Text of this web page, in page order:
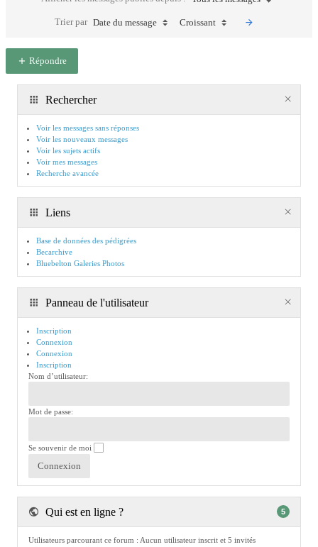
Trier par Date du message Croissant
Répondre
Rechercher
Voir les messages sans réponses
Voir les nouveaux messages
Voir les sujets actifs
Voir mes messages
Recherche avancée
Liens
Base de données des pédigrées
Becarchive
Bluebelton Galeries Photos
Panneau de l'utilisateur
Inscription
Connexion
Connexion
Inscription
Nom d’utilisateur:
Mot de passe:
Se souvenir de moi
Qui est en ligne ? 5
Utilisateurs parcourant ce forum : Aucun utilisateur inscrit et 5 invités